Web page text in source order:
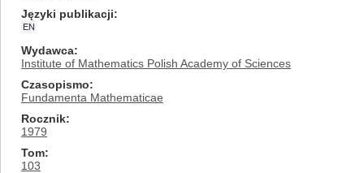
Języki publikacji
EN
Wydawca
Institute of Mathematics Polish Academy of Sciences
Czasopismo
Fundamenta Mathematicae
Rocznik
1979
Tom
103